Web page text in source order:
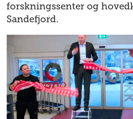
forskningssenter og
Sandefjord.